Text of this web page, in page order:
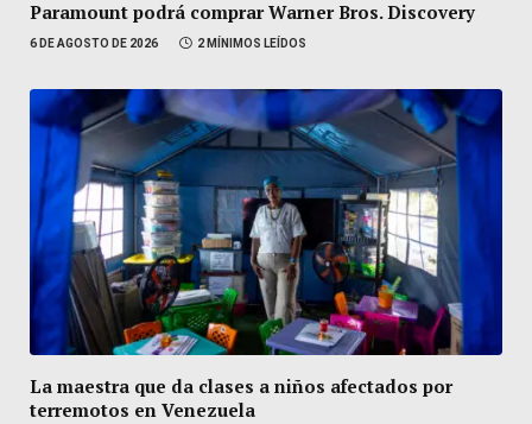
Paramount podrá comprar Warner Bros. Discovery
6 DE AGOSTO DE 2026 2 MÍNIMOS LEÍDOS
La maestra que da clases a niños afectados por
terremotos en Venezuela